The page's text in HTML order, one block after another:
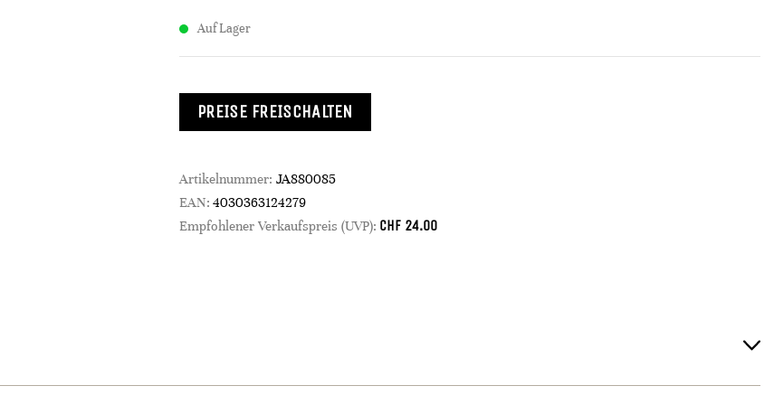
Auf Lager
PREISE FREISCHALTEN
Artikelnummer: JA880085
EAN: 4030363124279
Empfohlener Verkaufspreis (UVP): CHF 24.00